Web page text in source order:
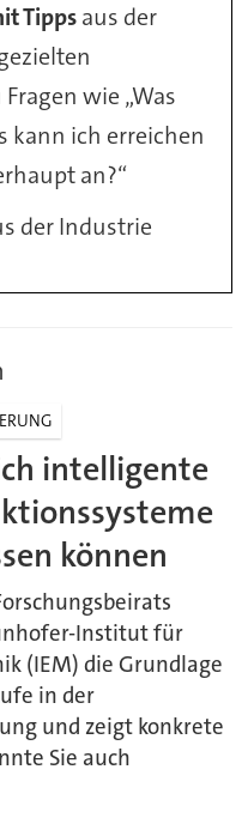
Tippsaus der
wie „Was
kann ich erreichen
an?“
der Industrie
intelligente
können
Institut für
(IEM) die Grundlage
in der
und zeigt konkrete
Sie auch